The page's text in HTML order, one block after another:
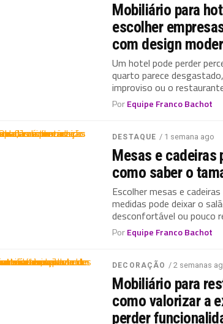
Mobiliário para
escolher
com design
Um hotel pode perder
quarto parece
improviso ou o
PorEquipe Franco Bachot
DESTAQUE / 1 semana ago
Mesas e cadeiras
como saber o
Escolher mesas e
medidas pode deixar o
desconfortável ou pouco
PorEquipe Franco Bachot
DECORAÇÃO / 2 semanas
Mobiliário para
como valorizar a
perder